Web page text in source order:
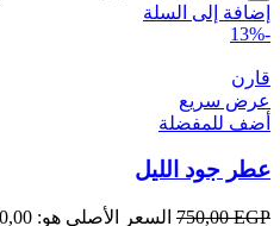
إضافة إلى السلة
-13%
قارن
عرض سريع
أضف للمفضلة
عطر جود الليل
750,00EGP السعر الأصلي هو: 750,00 EGP.